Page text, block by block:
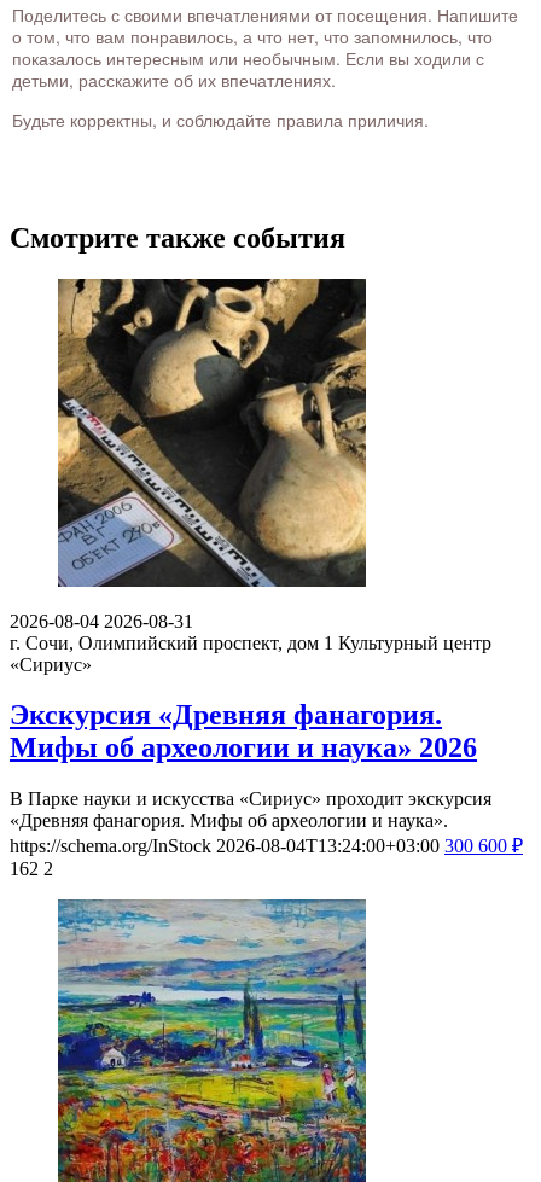
Поделитесь с своими впечатлениями от посещения. Напишите
о том, что вам понравилось, а что нет, что запомнилось, что
показалось интересным или необычным. Если вы ходили с
детьми, расскажите об их впечатлениях.
Будьте корректны, и соблюдайте правила приличия.
Смотрите также события
2026-08-04 2026-08-31
г. Сочи, Олимпийский проспект, дом 1 Культурный центр
«Сириус»
Экскурсия «Древняя фанагория.
Мифы об археологии и наука» 2026
В Парке науки и искусства «Сириус» проходит экскурсия
«Древняя фанагория. Мифы об археологии и наука».
https://schema.org/InStock 2026-08-04T13:24:00+03:00 300 600 ₽
162 2